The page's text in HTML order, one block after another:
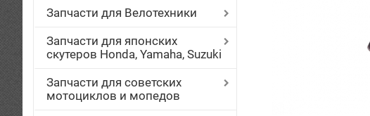
Запчасти для Велотехники
Запчасти для японских
скутеров Honda, Yamaha, Suzuki
Запчасти для советских
мотоциклов и мопедов